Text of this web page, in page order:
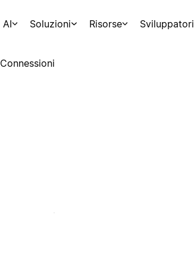
AI Soluzioni Risorse Sviluppatori
Connessioni